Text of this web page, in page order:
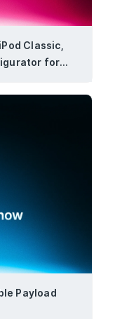
Classic,
for
Payload